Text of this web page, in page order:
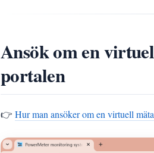
Ansök om en
portalen
👉 Hur man ansöker om en virtuell